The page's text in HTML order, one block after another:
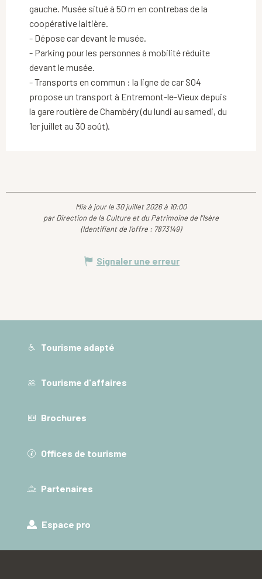
gauche. Musée situé à 50 m en contrebas de la
coopérative laitière.
- Dépose car devant le musée.
- Parking pour les personnes à mobilité réduite
devant le musée.
- Transports en commun : la ligne de car S04
propose un transport à Entremont-le-Vieux depuis
la gare routière de Chambéry (du lundi au samedi, du
1er juillet au 30 août).
Mis à jour le 30 juillet 2026 à 10:00
par Direction de la Culture et du Patrimoine de l'Isère
(Identifiant de l'offre : 7873149)
Signaler une erreur
Tourisme adapté
Tourisme d'affaires
Brochures
Offices de tourisme
Partenaires
Espace pro